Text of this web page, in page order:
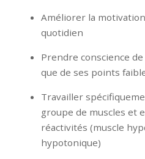
Améliorer la
quotidien
Prendre conscience
que de ses points
Travailler
groupe de muscles et
réactivités (muscle
hypotonique)